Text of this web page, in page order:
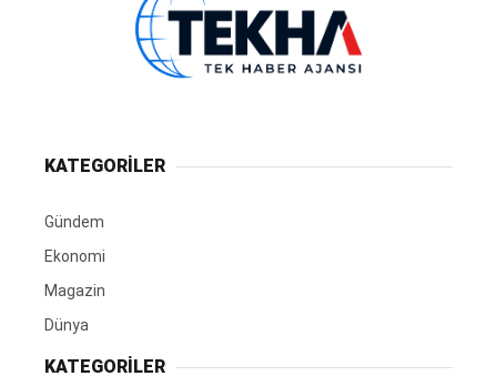
KATEGORİLER
Gündem
Ekonomi
Magazin
Dünya
KATEGORİLER